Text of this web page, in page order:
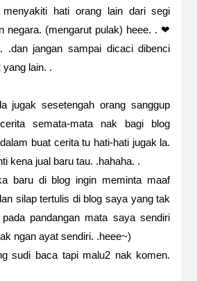
hati orang lain dari segi
negara. (mengarut pulak) heee. . ❤
.dan jangan sampai dicaci dibenci
yang lain. .
jugak sesetengah orang sanggup
cerita semata-mata nak bagi blog
buat cerita tu hati-hati jugak la.
kena jual baru tau. .hahaha. .
baru di blog ingin meminta maaf
silap tertulis di blog saya yang tak
pandangan mata saya sendiri
ngan ayat sendiri. .heee~)
sudi baca tapi malu2 nak komen.